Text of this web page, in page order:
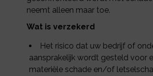
neemt alleen maar toe.
Wat is verzekerd
Het risico dat uw bedrijf of
aansprakelijk wordt gesteld voor
materiële schade en/of